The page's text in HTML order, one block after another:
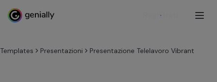
Registrati
Templates Presentazioni Presentazione Telelavoro Vibrant